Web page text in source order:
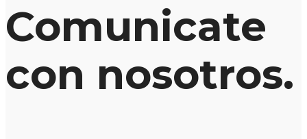
Comunicate
con nosotros.